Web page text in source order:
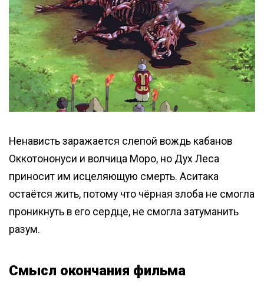
Ненависть заражается слепой вождь кабанов
Оккотононуси и волчица Моро, но Дух Леса
приносит им исцеляющую смерть. Аситака
остаётся жить, потому что чёрная злоба не смогла
проникнуть в его сердце, не смогла затуманить
разум.
Смысл окончания фильма